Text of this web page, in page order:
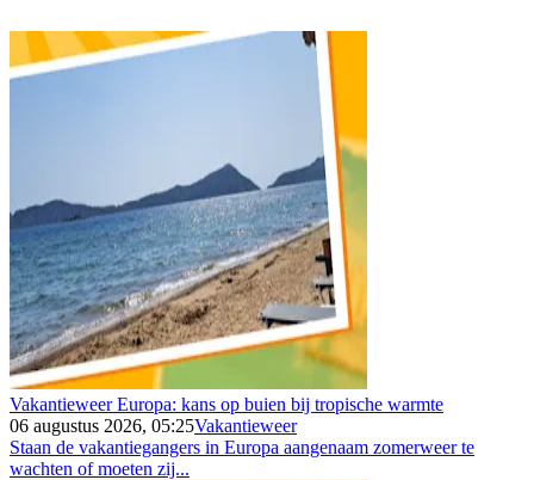
Vakantieweer Europa: kans op buien bij tropische warmte
06 augustus 2026, 05:25Vakantieweer
Staan de vakantiegangers in Europa aangenaam zomerweer te
wachten of moeten zij...